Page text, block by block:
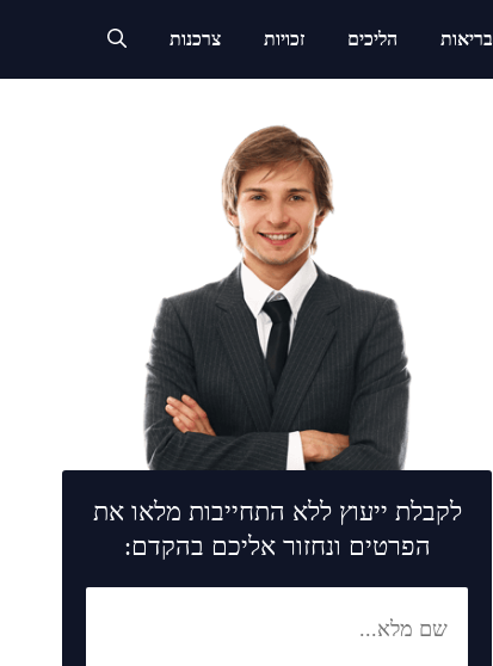
בריאות הליכים זכויות צרכנות
לקבלת ייעוץ ללא התחייבות מלאו את
הפרטים ונחזור אליכם בהקדם: